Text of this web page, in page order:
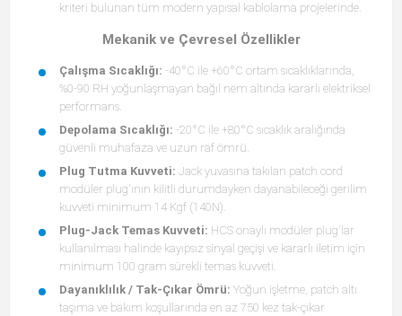
kriteri bulunan tüm modern yapısal kablolama projelerinde.
Mekanik ve Çevresel Özellikler
Çalışma Sıcaklığı: -40°C ile +60°C ortam sıcaklıklarında,
%0-90 RH yoğunlaşmayan bağıl nem altında kararlı elektriksel
performans.
Depolama Sıcaklığı: -20°C ile +80°C sıcaklık aralığında
güvenli muhafaza ve uzun raf ömrü.
Plug Tutma Kuvveti: Jack yuvasına takılan patch cord
modüler plug'ının kilitli durumdayken dayanabileceği gerilim
kuvveti minimum 14 Kgf (140N).
Plug-Jack Temas Kuvveti: HCS onaylı modüler plug'lar
kullanılması halinde kayıpsız sinyal geçişi ve kararlı iletim için
minimum 100 gram sürekli temas kuvveti.
Dayanıklılık / Tak-Çıkar Ömrü: Yoğun işletme, patch altı
taşıma ve bakım koşullarında en az 750 kez tak-çıkar